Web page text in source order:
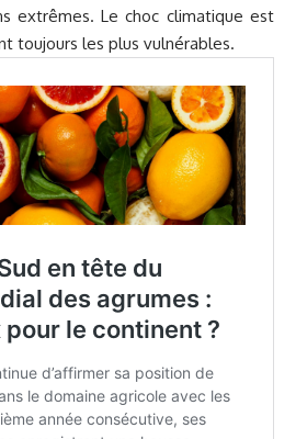
extrêmes. Le choc climatique est
toujours les plus vulnérables.